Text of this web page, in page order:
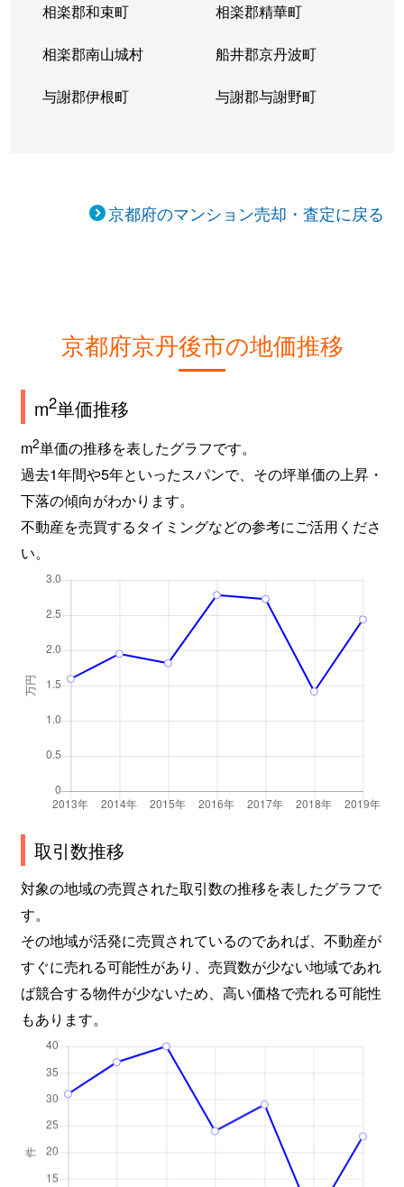
相楽郡和束町 相楽郡精華町
相楽郡南山城村 船井郡京丹波町
与謝郡伊根町 与謝郡与謝野町
京都府のマンション売却・査定に戻る
京都府京丹後市の地価推移
m2単価推移
m2単価の推移を表したグラフです。
過去1年間や5年といったスパンで、その坪単価の上昇・
下落の傾向がわかります。
不動産を売買するタイミングなどの参考にご活用くださ
い。
取引数推移
対象の地域の売買された取引数の推移を表したグラフで
す。
その地域が活発に売買されているのであれば、不動産が
すぐに売れる可能性があり、売買数が少ない地域であれ
ば競合する物件が少ないため、高い価格で売れる可能性
もあります。